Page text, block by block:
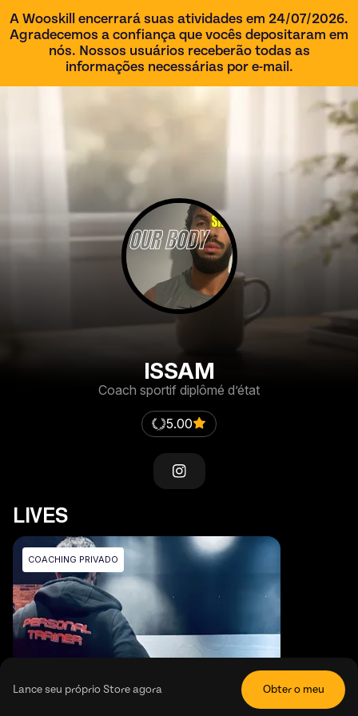
A Wooskill encerrará suas atividades em 24/07/2026.
Agradecemos a confiança que vocês depositaram em
nós. Nossos usuários receberão todas as
informações necessárias por e-mail.
ISSAM
Coach sportif diplômé d’état
5.00
LIVES
COACHING PRIVADO
Lance seu próprio Store agora Obter o meu